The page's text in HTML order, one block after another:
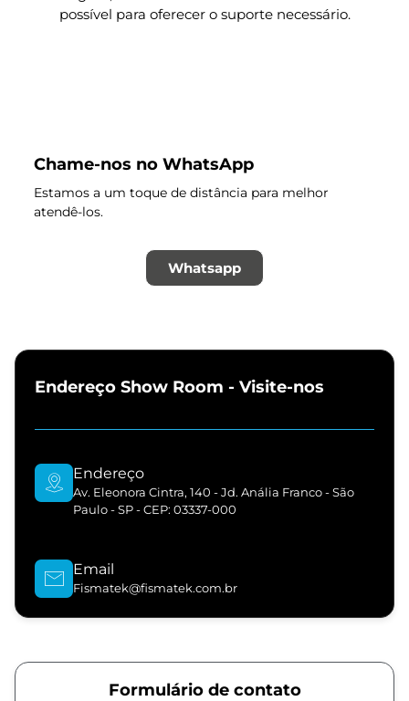
possível para oferecer o suporte necessário.
Chame-nos no WhatsApp
Estamos a um toque de distância para melhor
atendê-los.
Whatsapp
Endereço Show Room - Visite-nos
Endereço
Av. Eleonora Cintra, 140 - Jd. Anália Franco - São
Paulo - SP - CEP: 03337-000
Email
Fismatek@fismatek.com.br
Formulário de contato